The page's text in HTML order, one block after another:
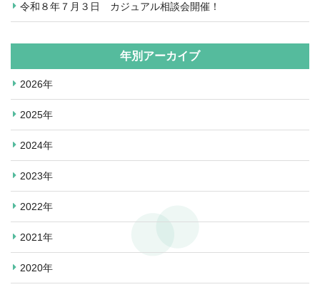
令和８年７月３日 カジュアル相談会開催！
年別アーカイブ
2026年
2025年
2024年
2023年
2022年
2021年
2020年